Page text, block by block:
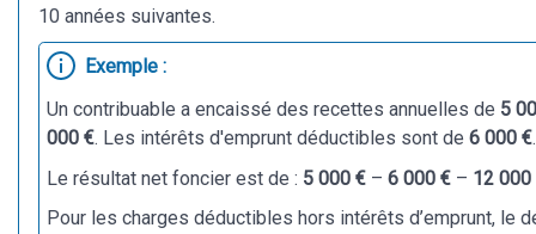
10 années suivantes.
Exemple :
Un contribuable a encaissé des recettes annuelles de 5
000 €. Les intérêts d'emprunt déductibles sont de6 000 €.
Le résultat net foncier est de : 5 000 € –6 000 € – 12 000
Pour les charges déductibles hors intérêts d’emprunt,